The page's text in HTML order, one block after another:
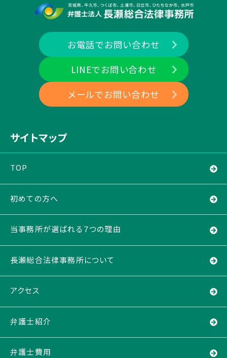
お電話でお問い合わせ
LINEでお問い合わせ
メールでお問い合わせ
サイトマップ
TOP
初めての方へ
当事務所が選ばれる７つの理由
長瀬総合法律事務所について
アクセス
弁護士紹介
弁護士費用